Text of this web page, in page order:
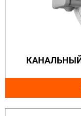
КАНАЛЬНЫЙ